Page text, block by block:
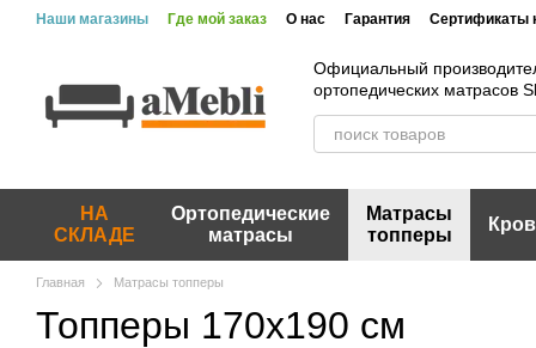
Перейти к основному контенту
Наши магазины Где мой заказ О нас Гарантия Сертификаты
Официальный
ортопедических матрасов
НА
СКЛАДЕ
Ортопедические
матрасы
Матрасы
топперы
Главная Матрасы топперы
Топперы 170х190 см